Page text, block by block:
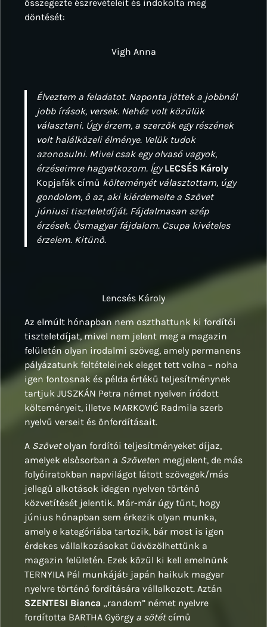
összegezte észrevételeit és indokolta meg
döntését:
Vigh Anna
Élveztem a feladatot. Naponta jöttek a jobbnál
jobb írások, versek. Nehéz volt közülük
választani. Úgy érzem, a szerzők egy részének
volt halálközeli élménye. Velük tudok
azonosulni. Mivel csak egy olvasó vagyok,
érzéseimre hagyatkozom. ÍgyLECSÉS Károly
Kopjafák című költeményét választottam, úgy
gondolom, ő az, aki kiérdemelte a Szövet
júniusi tiszteletdíját. Fájdalmasan szép
érzések. Ősmagyar fájdalom. Csupa kivételes
érzelem. Kitűnő.
Lencsés Károly
Az elmúlt hónapban nem oszthattunk ki fordítói
tiszteletdíjat, mivel nem jelent meg a magazin
felületén olyan irodalmi szöveg, amely permanens
pályázatunk feltételeinek eleget tett volna – noha
igen fontosnak és példa értékű teljesítménynek
tartjuk JUSZKÁN Petra német nyelven íródott
költeményeit, illetve MARKOVIĆ Radmila szerb
nyelvű verseit és önfordításait.
A Szövetolyan fordítói teljesítményeket díjaz,
amelyek elsősorban a Szöveten megjelent, de más
folyóiratokban napvilágot látott szövegek/más
jellegű alkotások idegen nyelven történő
közvetítését jelentik. Már-már úgy tűnt, hogy
június hónapban sem érkezik olyan munka,
amely e kategóriába tartozik, bár most is igen
érdekes vállalkozásokat üdvözölhettünk a
magazin felületén. Ezek közül ki kell emelnünk
TERNYILA Pál munkáját: japán haikuk magyar
nyelvre történő fordítására vállalkozott. Aztán
SZENTESI Bianca „random” német nyelvre
fordította BARTHA György a sötétcímű